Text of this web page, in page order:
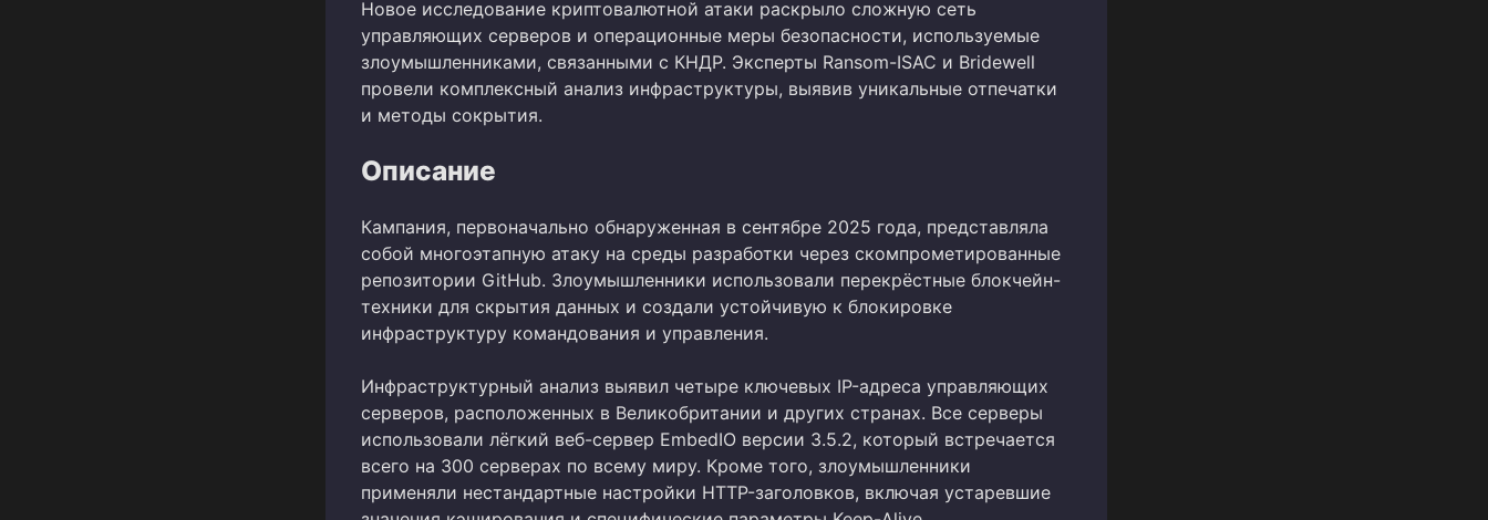
Новое исследование криптовалютной атаки раскрыло сложную сеть
управляющих серверов и операционные меры безопасности, используемые
злоумышленниками, связанными с КНДР. Эксперты Ransom-ISAC и Bridewell
провели комплексный анализ инфраструктуры, выявив уникальные отпечатки
и методы сокрытия.
Описание
Кампания, первоначально обнаруженная в сентябре 2025 года, представляла
собой многоэтапную атаку на среды разработки через скомпрометированные
репозитории GitHub. Злоумышленники использовали перекрёстные блокчейн-
техники для скрытия данных и создали устойчивую к блокировке
инфраструктуру командования и управления.
Инфраструктурный анализ выявил четыре ключевых IP-адреса управляющих
серверов, расположенных в Великобритании и других странах. Все серверы
использовали лёгкий веб-сервер EmbedIO версии 3.5.2, который встречается
всего на 300 серверах по всему миру. Кроме того, злоумышленники
применяли нестандартные настройки HTTP-заголовков, включая устаревшие